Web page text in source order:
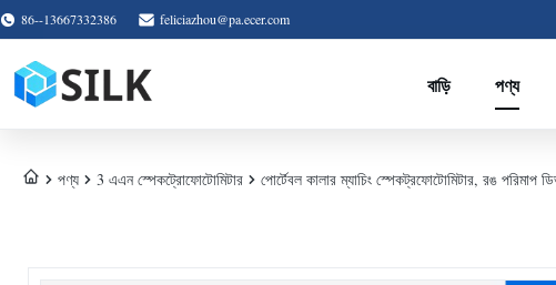
86--13667332386 feliciazhou@pa.ecer.com
বাড়ি পণ্য
পণ্য 3 এএন স্পেকট্রোফোটোমিটার পোর্টেবল কালার ম্যাচিং স্পেকট্রফোটোমিটার, রঙ পরিমাপ